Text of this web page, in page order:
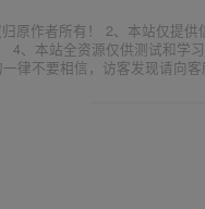
原作者所有！ 2、本站仅提
4、本站全资源仅供测试和学
律不要相信，访客发现请向